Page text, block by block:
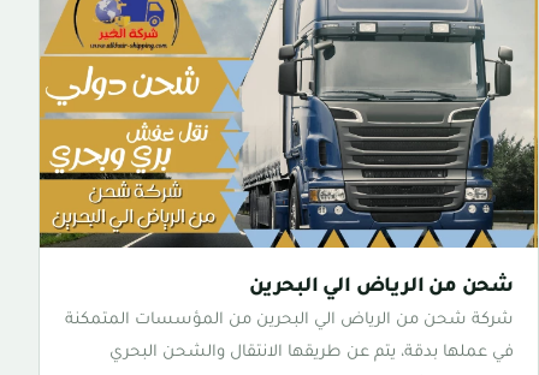
شحن من الرياض الي البحرين
شركة شحن من الرياض الي البحرين من المؤسسات المتمكنة
في عملها بدقة، يتم عن طريقها الانتقال والشحن البحري